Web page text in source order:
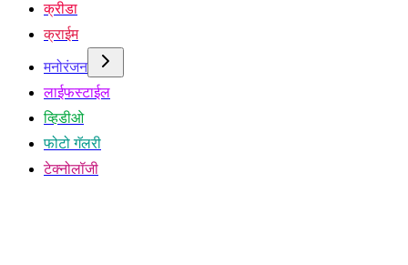
क्रीडा
क्राईम
मनोरंजन
लाईफस्टाईल
व्हिडीओ
फोटो गॅलरी
टेक्नोलॉजी